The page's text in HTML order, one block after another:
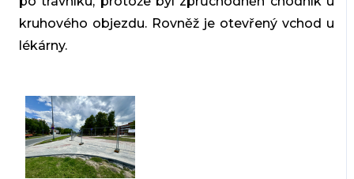
kruhového objezdu. Rovněž je otevřenývchod u
lékárny.